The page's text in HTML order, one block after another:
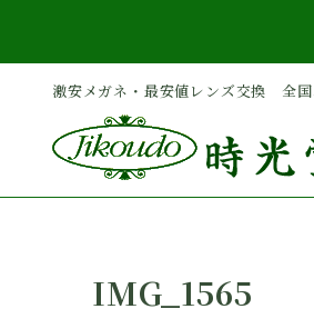
を
激安メガネ・最安値レンズ交換 全
IMG_1565